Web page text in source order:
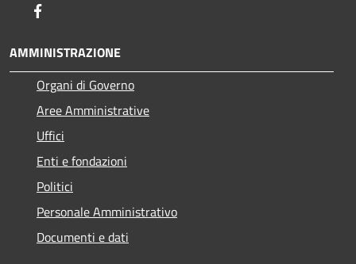
AMMINISTRAZIONE
Organi di Governo
Aree Amministrative
Uffici
Enti e fondazioni
Politici
Personale Amministrativo
Documenti e dati